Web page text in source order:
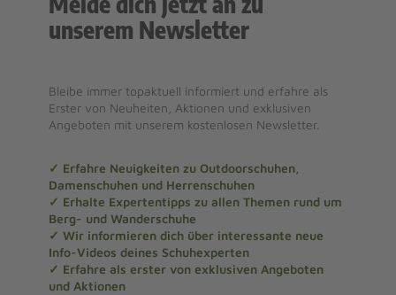
unserem Newsletter
Bleibe immer topaktuell informiert und erfahre als
Erster von Neuheiten, Aktionen und exklusiven
Angeboten mit unserem kostenlosen Newsletter.
✓ Erfahre Neuigkeiten zu Outdoorschuhen,
Damenschuhen und Herrenschuhen
✓ Erhalte Expertentipps zu allen Themen rund um
Berg- und Wanderschuhe
✓ Wir informieren dich über interessante neue
Info-Videos deines Schuhexperten
✓ Erfahre als erster von exklusiven Angeboten
und Aktionen